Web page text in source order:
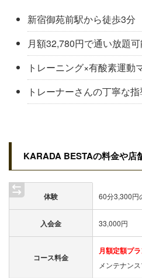
新宿御苑前駅から徒歩3分
月額32,780円で通い放題
トレーニング×有酸素運動
トレーナーさんの丁寧な
KARADA BESTAの料金や店
体験 60分3,300円
入会金 33,000円
コース料金
月額定額プ
メンテナンス